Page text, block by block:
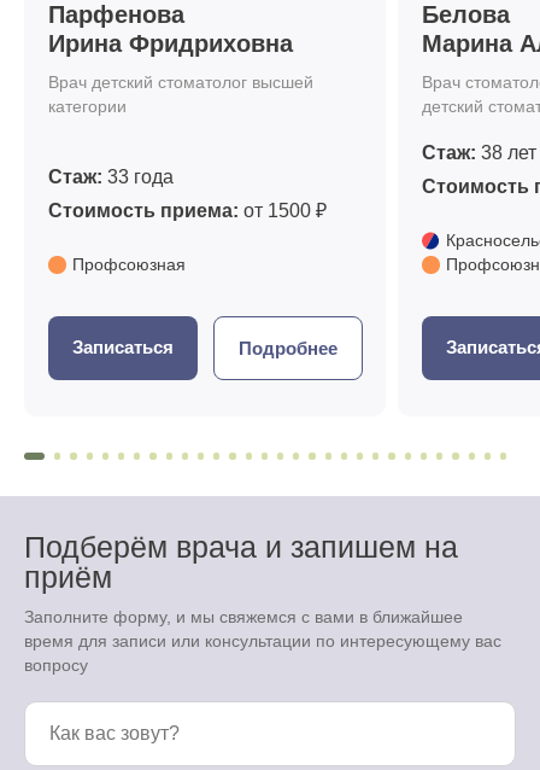
Парфенова
Ирина Фридриховна
Врач детский стоматолог высшей
категории
Стаж: 33 года
Стоимость приема: от 1500 ₽
Профсоюзная
Записаться Подробнее
Белова
Марина
Врач
детский
Стаж: 38 лет
Стоимость
Подберём врача и запишем на
приём
Заполните форму, и мы свяжемся с вами в ближайшее
время для записи или консультации по интересующему вас
вопросу